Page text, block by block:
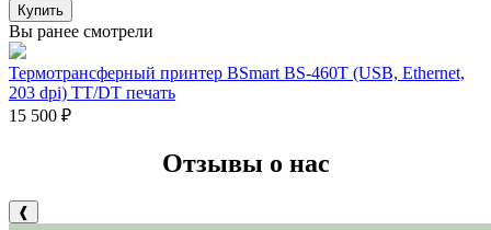
Купить
Вы ранее смотрели
Термотрансферный принтер BSmart BS-460T (USB, Ethernet,
203 dpi) TT/DT печать
15 500 ₽
Отзывы о нас
❰